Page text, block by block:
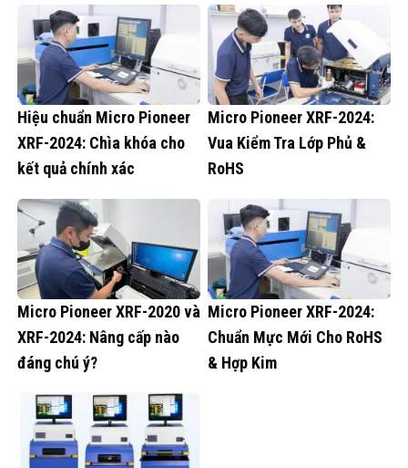
Hiệu chuẩn Micro Pioneer
XRF-2024: Chìa khóa cho
kết quả chính xác
Micro Pioneer XRF-2024:
Vua Kiểm Tra Lớp Phủ &
RoHS
Micro Pioneer XRF-2020 và
XRF-2024: Nâng cấp nào
đáng chú ý?
Micro Pioneer XRF-2024:
Chuẩn Mực Mới Cho RoHS
& Hợp Kim